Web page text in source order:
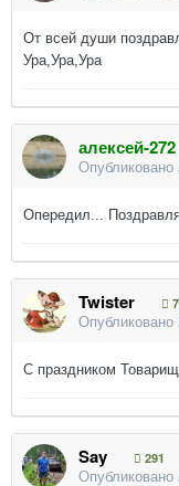
От всей души
Ура,Ура,Ура
алексей-272
Опубликовано
Опередил...
Twister
Опубликовано
С праздником
Say
291
Опубликовано